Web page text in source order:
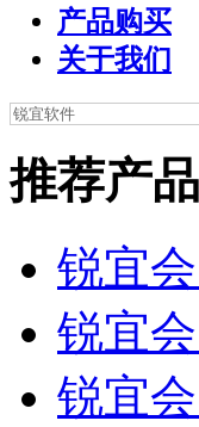
产品购买
关于我们
推荐产品
锐宜
锐宜
锐宜